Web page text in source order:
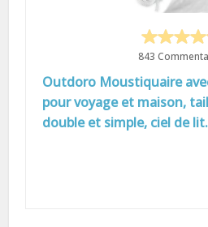
843
Outdoro Moustiquaire
pour voyage et maison,
double et simple, ciel de